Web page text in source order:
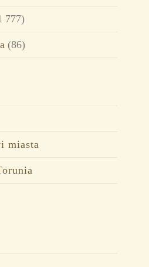
777)
(86)
miasta